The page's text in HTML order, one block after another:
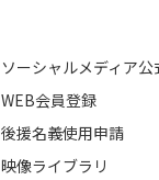
ソーシャルメディア
WEB会員登録
後援名義使用申請
映像ライブラリ